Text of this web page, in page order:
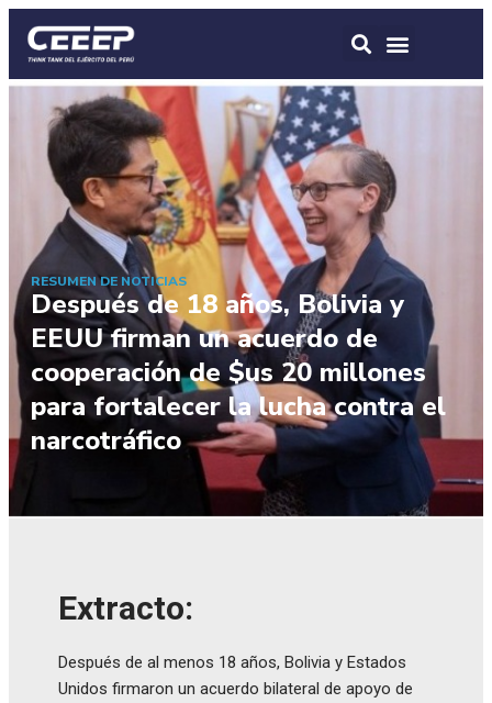
RESUMEN DE NOTICIAS
Después de 18 años, Bolivia y
EEUU firman un acuerdo de
cooperación de $us 20 millones
para fortalecer la lucha contra el
narcotráfico
Extracto:
Después de al menos 18 años, Bolivia y Estados
Unidos firmaron un acuerdo bilateral de apoyo de